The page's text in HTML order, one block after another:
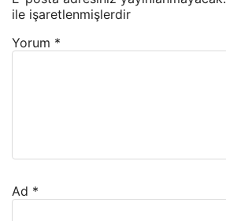
ile işaretlenmişlerdir
Yorum *
Ad *